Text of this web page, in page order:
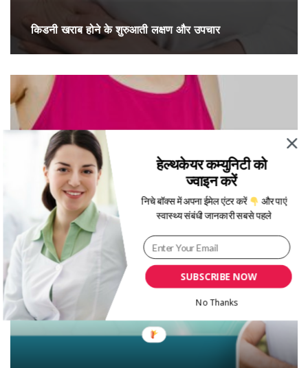
किडनी खराब होने के शुरुआती लक्षण और उपचार
गुर्दे की पथरी के लक्षण, कारण और उपचार
SUBSCRIBE NOW
हेल्थकेयर कम्युनिटी को
ज्वाइन करें
निचे बॉक्स में अपना ईमेल एंटर करें
और पाएं
स्वास्थ्य संबंधी जानकारी सबसे पहले
No Thanks